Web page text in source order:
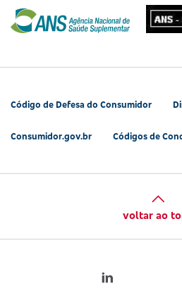
Código de Defesa do Consumidor
Consumidor.gov.br Códigos de
voltar ao